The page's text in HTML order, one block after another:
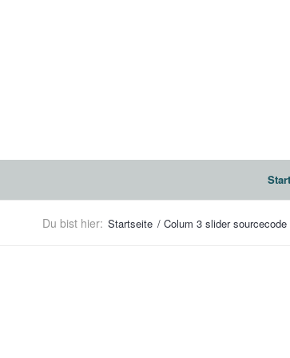
Start
Du bist hier: Startseite / Colum 3 slider sourcecode